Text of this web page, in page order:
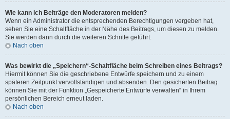
Wie kann ich Beiträge den Moderatoren melden?
Wenn ein Administrator die entsprechenden Berechtigungen vergeben hat,
sehen Sie eine Schaltfläche in der Nähe des Beitrags, um diesen zu melden.
Sie werden dann durch die weiteren Schritte geführt.
Nach oben
Was bewirkt die „Speichern“-Schaltfläche beim Schreiben eines Beitrags?
Hiermit können Sie die geschriebene Entwürfe speichern und zu einem
späteren Zeitpunkt vervollständigen und absenden. Den gesicherten Beitrag
können Sie mit der Funktion „Gespeicherte Entwürfe verwalten“ in Ihrem
persönlichen Bereich erneut laden.
Nach oben